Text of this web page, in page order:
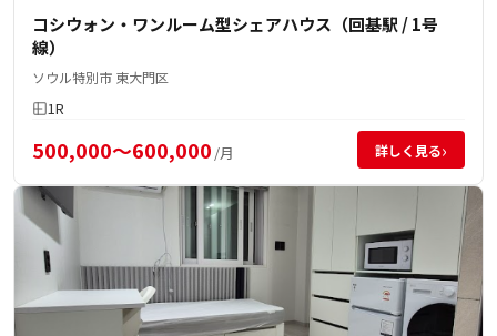
コシウォン・ワンルーム型シェアハウス（回基駅 / 1号
線）
ソウル特別市 東大門区
1R
500,000～600,000 /月 詳しく見る›